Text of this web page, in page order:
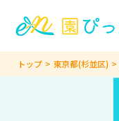
トップ 東京都(杉並区)